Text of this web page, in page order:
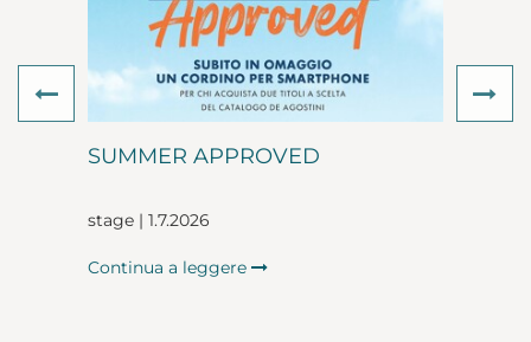
SUMMER APPROVED
stage | 1.7.2026
Continua a leggere
Previous